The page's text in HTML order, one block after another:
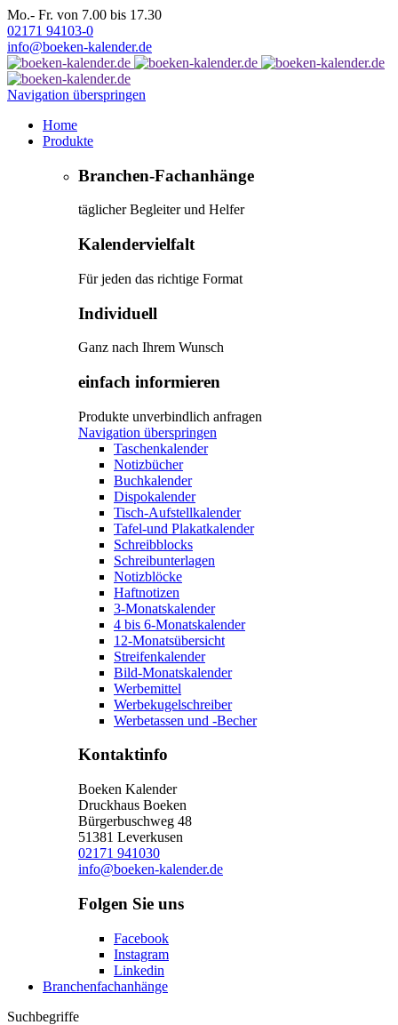
Mo.- Fr. von 7.00 bis 17.30
02171 94103-0
info@boeken-kalender.de
Navigation überspringen
Home
Produkte
Branchen-Fachanhänge
täglicher Begleiter und Helfer
Kalendervielfalt
Für jeden das richtige Format
Individuell
Ganz nach Ihrem Wunsch
einfach informieren
Produkte unverbindlich anfragen
Navigation überspringen
Taschenkalender
Notizbücher
Buchkalender
Dispokalender
Tisch-Aufstellkalender
Tafel-und Plakatkalender
Schreibblocks
Schreibunterlagen
Notizblöcke
Haftnotizen
3-Monatskalender
4 bis 6-Monatskalender
12-Monatsübersicht
Streifenkalender
Bild-Monatskalender
Werbemittel
Werbekugelschreiber
Werbetassen und -Becher
Kontaktinfo
Boeken Kalender
Druckhaus Boeken
Bürgerbuschweg 48
51381 Leverkusen
02171 941030
info@boeken-kalender.de
Folgen Sie uns
Facebook
Instagram
Linkedin
Branchenfachanhänge
Suchbegriffe